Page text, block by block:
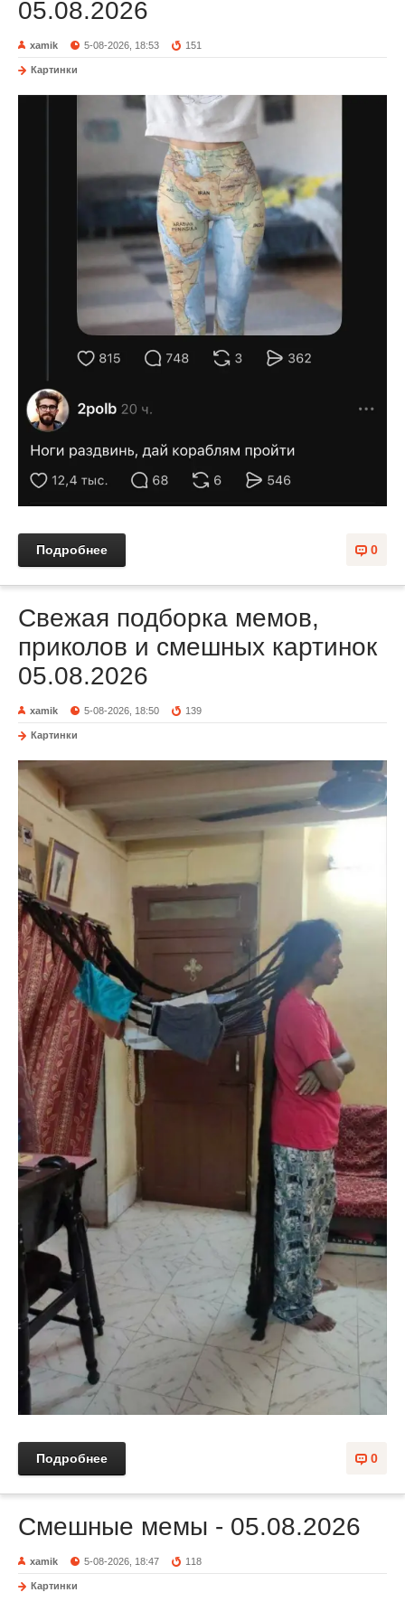
05.08.2026
xamik 5-08-2026, 18:53 151
Картинки
0
Подробнее
Свежая подборка мемов,
приколов и смешных картинок
05.08.2026
xamik 5-08-2026, 18:50 139
Картинки
0
Подробнее
Смешные мемы - 05.08.2026
xamik 5-08-2026, 18:47 118
Картинки